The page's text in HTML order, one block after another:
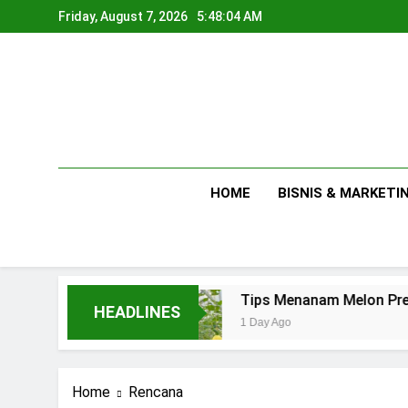
to
Friday, August 7, 2026 5:48:05 AM
HOME BISNIS &
HEADLINES
Tips Menanam Melon Premium di
1 Day Ago
Home Rencana